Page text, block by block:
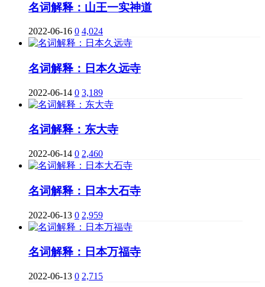
名词解释：山王一实神道
2022-06-16 0 4,024
名词解释：日本久远寺
2022-06-14 0 3,189
名词解释：东大寺
2022-06-14 0 2,460
名词解释：日本大石寺
2022-06-13 0 2,959
名词解释：日本万福寺
2022-06-13 0 2,715